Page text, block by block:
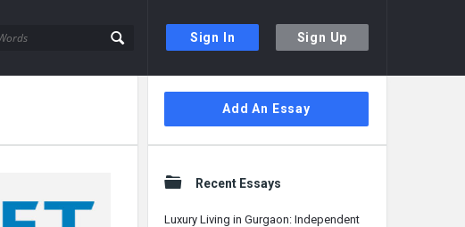
Sign In Sign Up
Sidebar
Add An Essay
Recent Essays
Luxury Living in Gurgaon: Independent